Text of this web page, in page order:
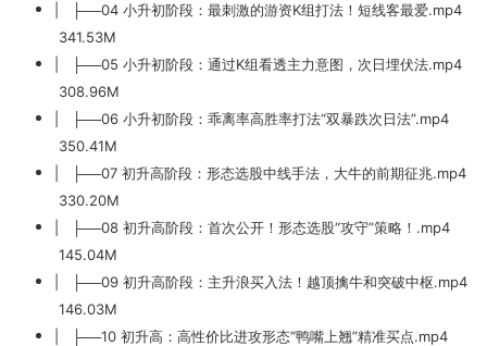
| ├──04 小升初阶段：最刺激的游资K组打法！短线客最爱.mp4
341.53M
| ├──05 小升初阶段：通过K组看透主力意图，次日埋伏法.mp4
308.96M
| ├──06 小升初阶段：乖离率高胜率打法“双暴跌次日法”.mp4
350.41M
| ├──07 初升高阶段：形态选股中线手法，大牛的前期征兆.mp4
330.20M
| ├──08 初升高阶段：首次公开！形态选股“攻守”策略！.mp4
145.04M
| ├──09 初升高阶段：主升浪买入法！越顶擒牛和突破中枢.mp4
146.03M
| ├──10 初升高：高性价比进攻形态“鸭嘴上翘”精准买点.mp4